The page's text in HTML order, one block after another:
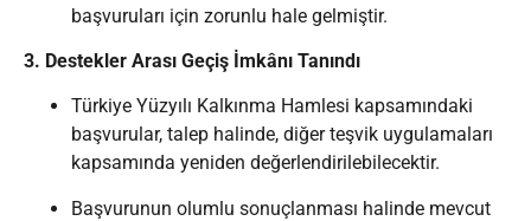
başvuruları için zorunlu hale gelmiştir.
3. Destekler Arası Geçiş İmkânı Tanındı
Türkiye Yüzyılı Kalkınma Hamlesi kapsamındaki
başvurular, talep halinde, diğer teşvik uygulamaları
kapsamında yeniden değerlendirilebilecektir.
Başvurunun olumlu sonuçlanması halinde mevcut